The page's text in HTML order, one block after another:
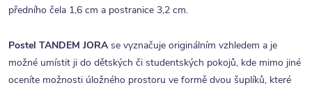
předního čela 1,6 cm a postranice 3,2 cm.
Postel TANDEM JORAse vyznačuje originálním vzhledem a je
možné umístit ji do dětských či studentských pokojů, kde mimo jiné
oceníte možnosti úložného prostoru ve formě dvou šuplíků, které